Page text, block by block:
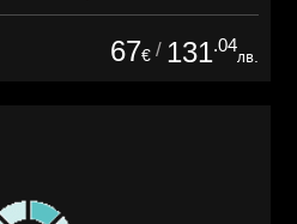
67€ / 131.04
лв.